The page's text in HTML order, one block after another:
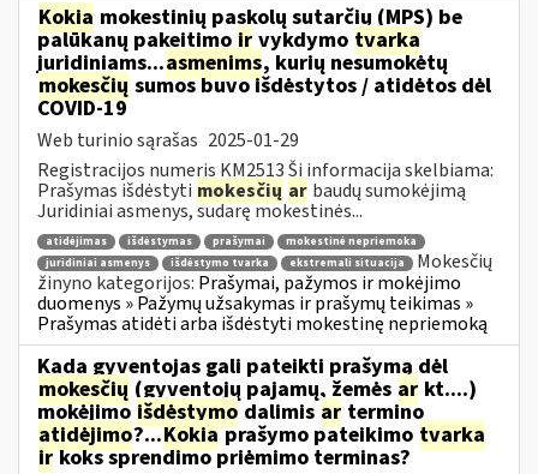
Kokia mokestinių paskolų sutarčių (MPS) be
palūkanų pakeitimo ir vykdymo tvarka
juridiniams...asmenims, kurių nesumokėtų
mokesčių sumos buvo išdėstytos / atidėtos dėl
COVID-19
Web turinio sąrašas 2025-01-29
Registracijos numeris KM2513 Ši informacija skelbiama:
Prašymas išdėstyti mokesčių ar baudų sumokėjimą
Juridiniai asmenys, sudarę mokestinės...
atidėjimas išdėstymas prašymai
mokestinė nepriemoka
juridiniai asmenys
išdėstymo tvarka ekstremali situacija
Mokesčių
žinyno kategorijos: Prašymai, pažymos ir mokėjimo
duomenys » Pažymų užsakymas ir prašymų teikimas »
Prašymas atidėti arba išdėstyti mokestinę nepriemoką
Kada gyventojas gali pateikti prašymą dėl
mokesčių (gyventojų pajamų, žemės ar kt....)
mokėjimo išdėstymo dalimis ar termino
atidėjimo?...Kokiaprašymo pateikimo tvarka
irkoks sprendimo priėmimo terminas?